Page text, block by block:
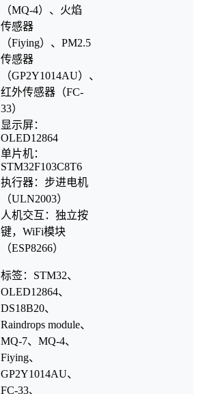
（MQ-4）、火焰
传感器
（Fiying）、PM2.5
传感器
（GP2Y1014AU）、
红外传感器（FC-
33）
显示屏：
OLED12864
单片机：
STM32F103C8T6
执行器：步进电机
（ULN2003）
人机交互：独立按
键，WiFi模块
（ESP8266）
标签：STM32、
OLED12864、
DS18B20、
Raindrops module、
MQ-7、MQ-4、
Fiying、
GP2Y1014AU、
FC-33、